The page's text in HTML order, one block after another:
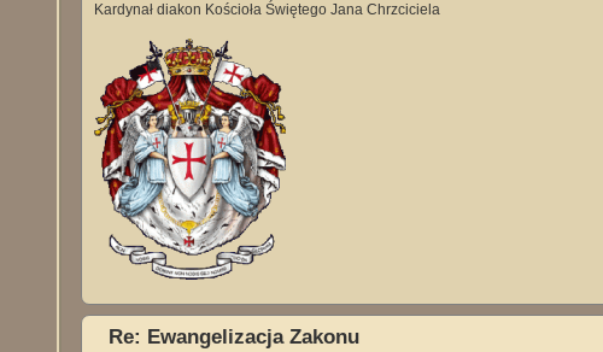
Kardynał diakon Kościoła Świętego Jana Chrzciciela
Re: Ewangelizacja Zakonu